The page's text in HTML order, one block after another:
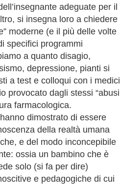
adeguate per il
si insegna loro a chiedere
moderne (e il più delle volte
specifici programmi
a quanto disagio,
depressione, pianti si
a test e colloqui con i medici
provocato dagli stessi “abusi
farmacologica.
dimostrato di essere
della realtà umana
e del modo inconcepibile
ossia un bambino che è
solo (si fa per dire)
e pedagogiche di cui